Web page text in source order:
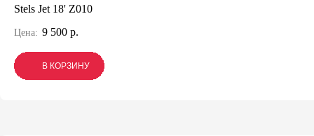
Stels Jet 18' Z010
Цена: 9 500 р.
В КОРЗИНУ
В КОРЗИНУ
В КОРЗИНУ